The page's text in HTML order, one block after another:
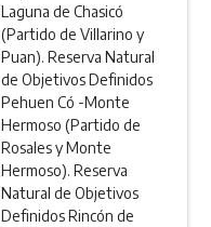
Laguna de Chasicó
(Partido de Villarino y
Puan). Reserva Natural
de Objetivos Definidos
Pehuen Có -Monte
Hermoso (Partido de
Rosales y Monte
Hermoso). Reserva
Natural de Objetivos
Definidos Rincón de